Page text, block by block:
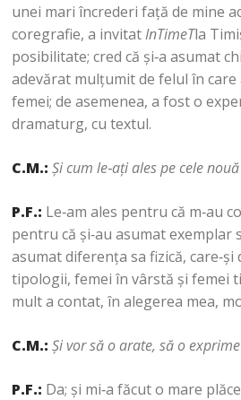
unei mari încrederi faţă de mine
coregrafie, a invitatInTimeTla
posibilitate; cred că şi‑a asumat
adevărat mulţumit de felul în
femei; de asemenea, a fost o
dramaturg, cu textul.
C.M.: Şi cum le‑aţi ales pe cele
P.F.: Le‑am ales pentru că m‑au
pentru că şi‑au asumat exemplar
asumat diferenţa sa fizică,
tipologii, femei în vârstă şi femei
mult a contat, în alegerea mea,
C.M.: Şi vor să o arate, să o
P.F.: Da; şi mi‑a făcut o mare